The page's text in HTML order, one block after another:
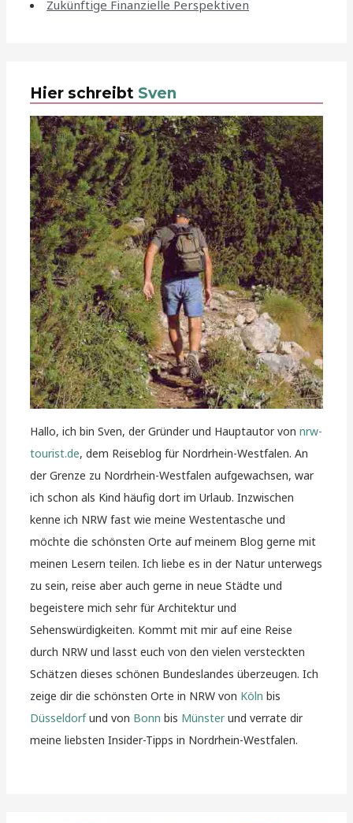
Zukünftige Finanzielle Perspektiven
Hier schreibt Sven
Hallo, ich bin Sven, der Gründer und Hauptautor vonnrw-
tourist.de, dem Reiseblog für Nordrhein-Westfalen. An
der Grenze zu Nordrhein-Westfalen aufgewachsen, war
ich schon als Kind häufig dort im Urlaub. Inzwischen
kenne ich NRW fast wie meine Westentasche und
möchte die schönsten Orte auf meinem Blog gerne mit
meinen Lesern teilen. Ich liebe es in der Natur unterwegs
zu sein, reise aber auch gerne in neue Städte und
begeistere mich sehr für Architektur und
Sehenswürdigkeiten. Kommt mit mir auf eine Reise
durch NRW und lasst euch von den vielen versteckten
Schätzen dieses schönen Bundeslandes überzeugen. Ich
zeige dir die schönsten Orte in NRW von Köln bis
Düsseldorfund von Bonn bis Münsterund verrate dir
meine liebsten Insider-Tipps in Nordrhein-Westfalen.